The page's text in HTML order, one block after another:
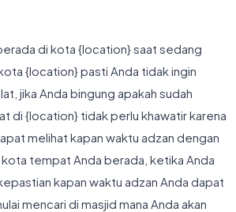
di kota {location} saat sedang
{location} pasti Anda tidak ingin
jika Anda bingung apakah sudah
di {location} tidak perlu khawatir karena
melihat kapan waktu adzan dengan
tempat Anda berada, ketika Anda
kapan waktu adzan Anda dapat
mencari di masjid mana Anda akan